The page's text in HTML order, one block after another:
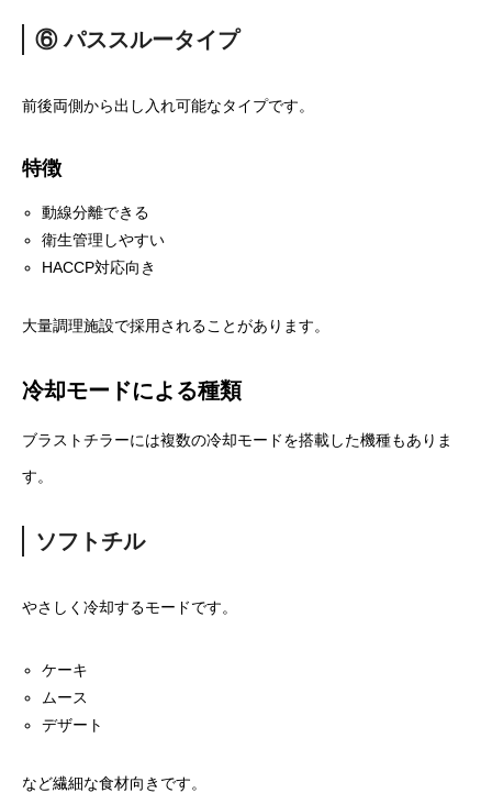
⑥ パススルータイプ
前後両側から出し入れ可能なタイプです。
特徴
動線分離できる
衛生管理しやすい
HACCP対応向き
大量調理施設で採用されることがあります。
冷却モードによる種類
ブラストチラーには複数の冷却モードを搭載した機種もありま
す。
ソフトチル
やさしく冷却するモードです。
ケーキ
ムース
デザート
など繊細な食材向きです。